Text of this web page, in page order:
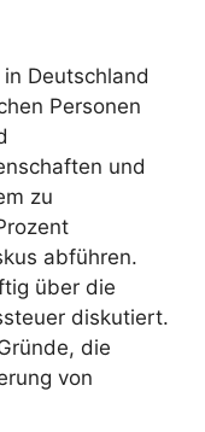
Deutschland
Personen
und
zu
abführen.
über die
diskutiert.
die
von